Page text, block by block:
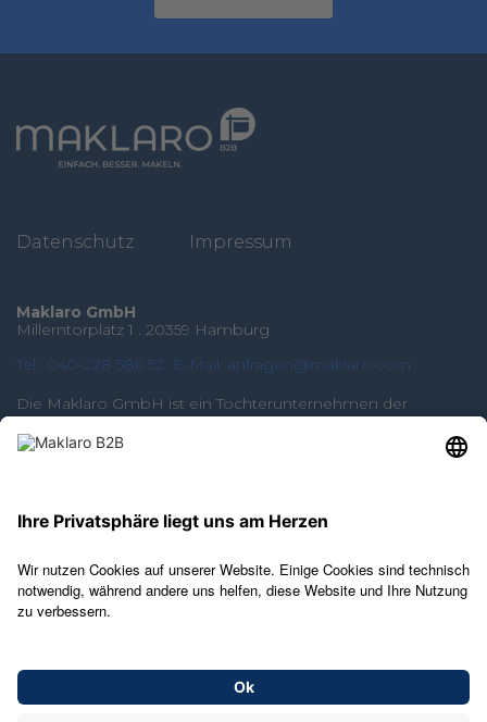
Datenschutz Impressum
Maklaro GmbH
Millerntorplatz 1 . 20359 Hamburg
Tel.: 040-228 586 52
E-Mail: anfragen@maklaro.com
Die Maklaro GmbH ist ein Tochterunternehmen der
Hypoport SE
PREMIUM-PARTNERSCHAFTEN